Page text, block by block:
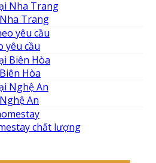
Trang
yêu cầu
Hòa
An
chất lượng